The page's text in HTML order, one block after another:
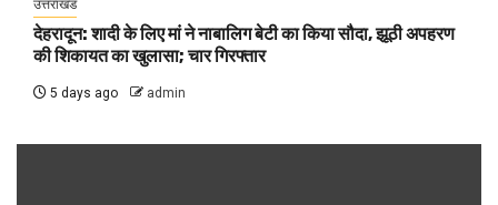
उत्तराखंड
देहरादून: शादी के लिए मां ने नाबालिग बेटी का किया सौदा, झूठी अपहरण
की शिकायत का खुलासा; चार गिरफ्तार
5 days ago admin